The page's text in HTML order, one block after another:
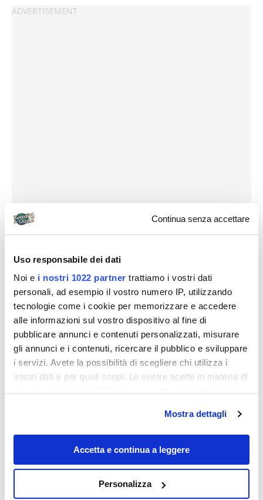
Continua senza accettare
Uso responsabile dei dati
Noi e i nostri 1022 partner trattiamo i vostri dati
personali, ad esempio il vostro numero IP, utilizzando
tecnologie come i cookie per memorizzare e accedere
alle informazioni sul vostro dispositivo al fine di
pubblicare annunci e contenuti personalizzati, misurare
gli annunci e i contenuti, ricercare il pubblico e sviluppare
i servizi. Avete la possibilità di scegliere chi utilizza i
vostri dati e per quali scopi. Le vostre scelte in materia di
modificare o revocare il proprio consenso in qualsiasi
momento dalla Dichiarazione sui cookie o facendo clic
sull'icona di attivazione della privacy.
raccogliere informazioni sulla tua posizione
Mostra dettagli
Accetta e continua a leggere
Personalizza
Destinazioni